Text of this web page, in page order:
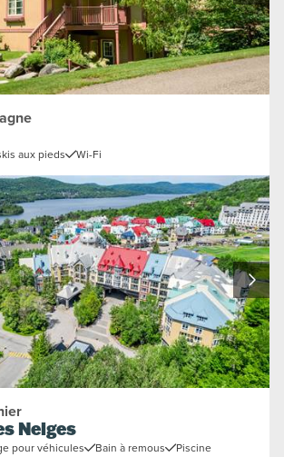
aux pieds Wi-Fi
Neiges
pour véhicules Bain à remous Piscine